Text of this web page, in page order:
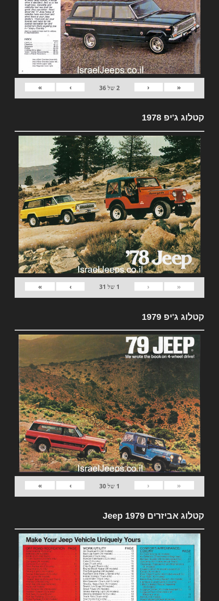
«
‹
2של36
›
»
קטלוג ג'יפ 1978
«
‹
1 של 31
›
»
קטלוג ג'יפ 1979
«
‹
1 של30
›
»
קטלוג אביזרים 1979 Jeep